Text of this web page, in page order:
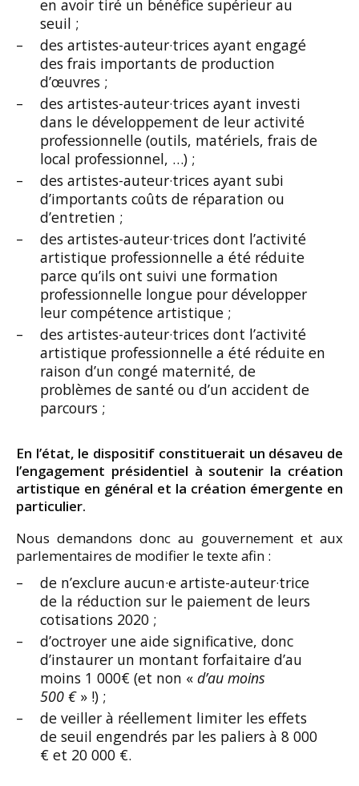
en avoir tiré un bénéfice supérieur au
seuil ;
des artistes-auteur·trices ayant engagé
des frais importants de production
d’œuvres ;
des artistes-auteur·trices ayant investi
dans le développement de leur activité
professionnelle (outils, matériels, frais de
local professionnel, …) ;
des artistes-auteur·trices ayant subi
d’importants coûts de réparation ou
d’entretien ;
des artistes-auteur·trices dont l’activité
artistique professionnelle a été réduite
parce qu’ils ont suivi une formation
professionnelle longue pour développer
leur compétence artistique ;
des artistes-auteur·trices dont l’activité
artistique professionnelle a été réduite en
raison d’un congé maternité, de
problèmes de santé ou d’un accident de
parcours ;
En l’état, le dispositif constituerait un désaveu de
l’engagement présidentiel à soutenir la création
artistique en général et la création émergente en
particulier.
Nous demandons donc au gouvernement et aux
parlementaires de modifier le texte afin :
de n’exclure aucun·e artiste-auteur·trice
de la réduction sur le paiement de leurs
cotisations 2020 ;
d’octroyer une aide significative, donc
d’instaurer un montant forfaitaire d’au
moins 1 000€ (et non « d’au moins
500 €» !) ;
de veiller à réellement limiter les effets
de seuil engendrés par les paliers à 8 000
€ et 20 000 €.